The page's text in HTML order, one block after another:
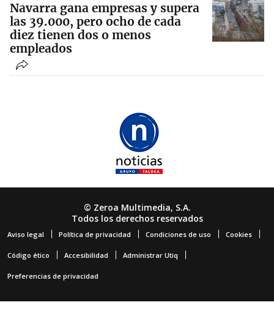
Navarra gana empresas y supera
las 39.000, pero ocho de cada
diez tienen dos o menos
empleados
© Zeroa Multimedia, S.A.
Todos los derechos reservados
Aviso legal Política de privacidad Condiciones de uso Cookies
Código ético Accesibilidad Administrar Utiq
Preferencias de privacidad